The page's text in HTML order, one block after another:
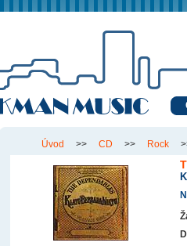
Úvod >> CD >> Rock